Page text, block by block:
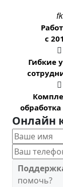

с

Гибкие

Онлайн
помочь?